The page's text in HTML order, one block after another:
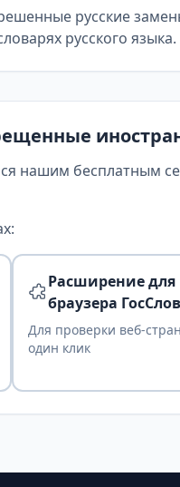
русские
русского языка.
нашим бесплатным
Расширение для
браузера
Для проверки веб-
один клик